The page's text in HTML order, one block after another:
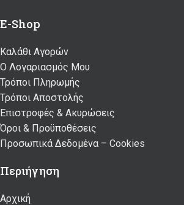
E-Shop
Καλάθι Αγορών
Ο Λογαριασμός Μου
Τρόποι Πληρωμής
Τρόποι Αποστολής
Επιστροφές & Ακυρώσεις
Όροι & Προϋποθέσεις
Προσωπικά Δεδομένα – Cookies
Περιήγηση
Αρχική